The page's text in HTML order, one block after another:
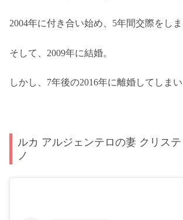
2004年に付き合い始め、5年間交際をしま
そして、2009年に結婚。
しかし、7年後の2016年に離婚してしまい
ルカ アルジェンテロの妻 クリス
ノ